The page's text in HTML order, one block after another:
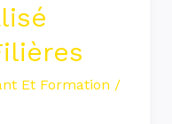
Et Formation /